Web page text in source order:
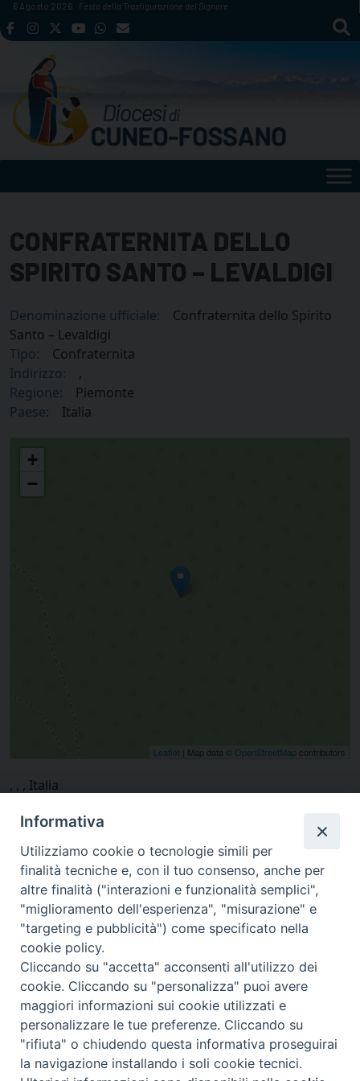
Skip
to
6 Agosto 2026 Festa della Trasfigurazione del Signore
CONFRATERNITA DELLO
SPIRITO SANTO – LEVALDIGI
Denominazione ufficiale:
Confraternita dello Spirito
Santo – Levaldigi
Tipo:
Confraternita
Indirizzo:
,
Regione:
Piemonte
Paese:
Italia
+
−
Leaflet | Map data © OpenStreetMap contributors
, , , Italia
via Amedeo Rossi, 28 - 12100 Cuneo
segreteriagenerale@diocesicuneofossano.it
c.f. 96017380047
Informativa
Utilizziamo cookie o tecnologie simili per
finalità tecniche e, con il tuo consenso, anche per
altre finalità ("interazioni e funzionalità semplici",
"miglioramento dell'esperienza", "misurazione" e
"targeting e pubblicità") come specificato nella
cookie policy.
Cliccando su "accetta" acconsenti all'utilizzo dei
cookie. Cliccando su "personalizza" puoi avere
maggiori informazioni sui cookie utilizzati e
personalizzare le tue preferenze. Cliccando su
"rifiuta" o chiudendo questa informativa proseguirai
la navigazione installando i soli cookie tecnici.